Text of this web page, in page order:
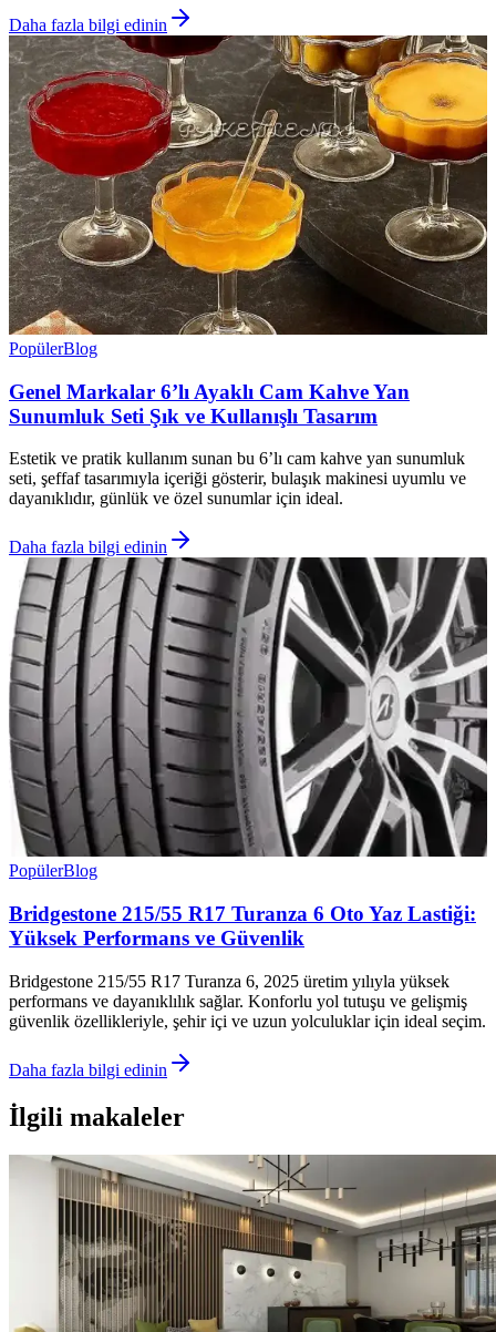
Daha fazla bilgi edinin
PopülerBlog
Genel Markalar 6’lı Ayaklı Cam Kahve Yan
Sunumluk Seti Şık ve Kullanışlı Tasarım
Estetik ve pratik kullanım sunan bu 6’lı cam kahve yan sunumluk
seti, şeffaf tasarımıyla içeriği gösterir, bulaşık makinesi uyumlu ve
dayanıklıdır, günlük ve özel sunumlar için ideal.
Daha fazla bilgi edinin
PopülerBlog
Bridgestone 215/55 R17 Turanza 6 Oto Yaz Lastiği:
Yüksek Performans ve Güvenlik
Bridgestone 215/55 R17 Turanza 6, 2025 üretim yılıyla yüksek
performans ve dayanıklılık sağlar. Konforlu yol tutuşu ve gelişmiş
güvenlik özellikleriyle, şehir içi ve uzun yolculuklar için ideal seçim.
Daha fazla bilgi edinin
İlgili makaleler